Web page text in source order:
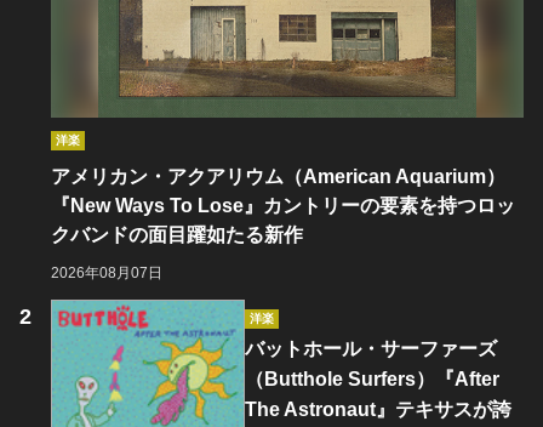
洋楽
アメリカン・アクアリウム（American Aquarium）
『New Ways To Lose』カントリーの要素を持つロッ
クバンドの面目躍如たる新作
2026年08月07日
洋楽
バットホール・サーファーズ
（Butthole Surfers）『After
The Astronaut』テキサスが誇